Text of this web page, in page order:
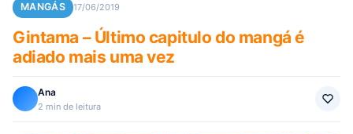
MANGÁS 17/06/2019
Gintama – Último capitulo do mangá é
adiado mais uma vez
Ana
2 min de leitura